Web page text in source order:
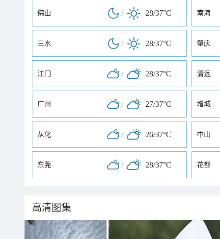
佛山 / 28/37°C 南海
三水 / 28/37°C 肇庆
江门 / 28/37°C 清远
广州 / 27/37°C 增城
从化 / 26/37°C 中山
东莞 / 28/37°C 花都
高清图集